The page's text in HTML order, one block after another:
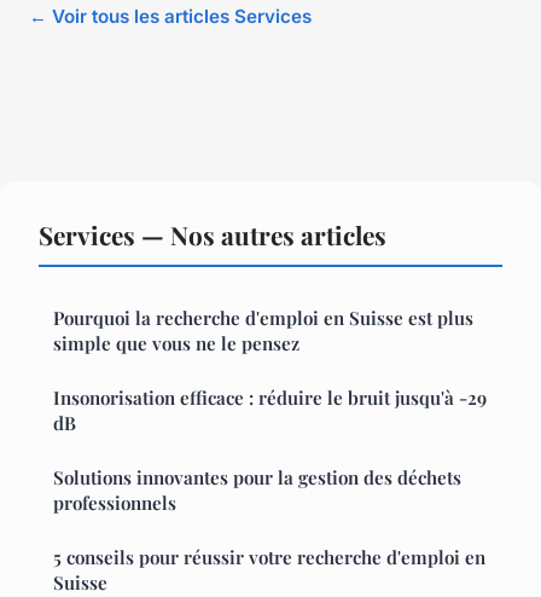
← Voir tous les articles Services
Services — Nos autres articles
Pourquoi la recherche d'emploi en Suisse est plus
simple que vous ne le pensez
Insonorisation efficace : réduire le bruit jusqu'à -29
dB
Solutions innovantes pour la gestion des déchets
professionnels
5 conseils pour réussir votre recherche d'emploi en
Suisse